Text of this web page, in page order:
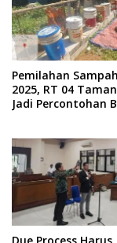
Pemilahan
2025, RT 04
Jadi Percontohan